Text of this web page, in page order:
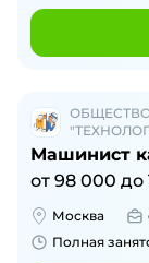
Машинист
от 98 000 до
Москва
Полная